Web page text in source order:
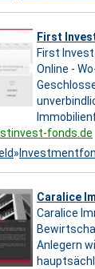
First
First
Online -
fonds.de
»
Caralice
Caralice
Anlegern